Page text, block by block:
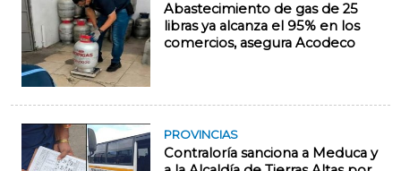
Abastecimiento de gas de 25
libras ya alcanza el 95% en los
comercios, asegura Acodeco
PROVINCIAS
Contraloría sanciona a Meduca y